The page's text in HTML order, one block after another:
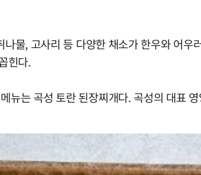
물, 고사리 등 다양한 채소가 한우와 어
힌다.
뉴는 곡성 토란 된장찌개다. 곡성의 대표